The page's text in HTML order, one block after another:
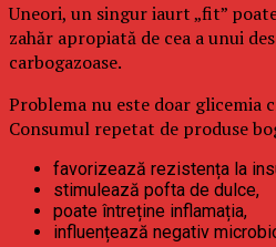
Uneori, un singur iaurt „fit”
zahăr apropiată de cea a unui
carbogazoase.
Problema nu este doar glicemia
Consumul repetat de produse
favorizează rezistența la
stimulează pofta de dulce,
poate întreține inflamația,
influențează negativ